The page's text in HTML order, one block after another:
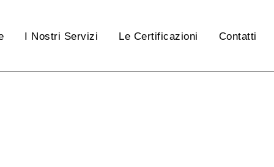
I Nostri Servizi Le Certificazioni Contatti